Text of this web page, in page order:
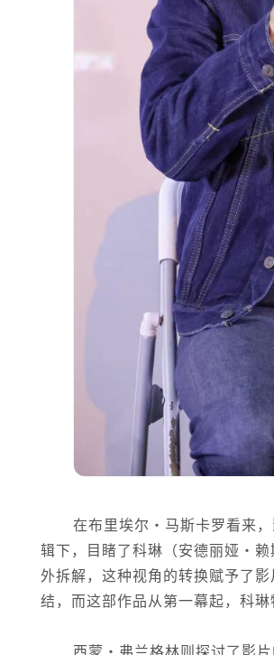
在布里埃尔·马斯卡罗看来
辑下，目睹了科琳（安德丽娅·
外拆解，这种视角的转换赋予了
结，而这部作品从第一幕起，科